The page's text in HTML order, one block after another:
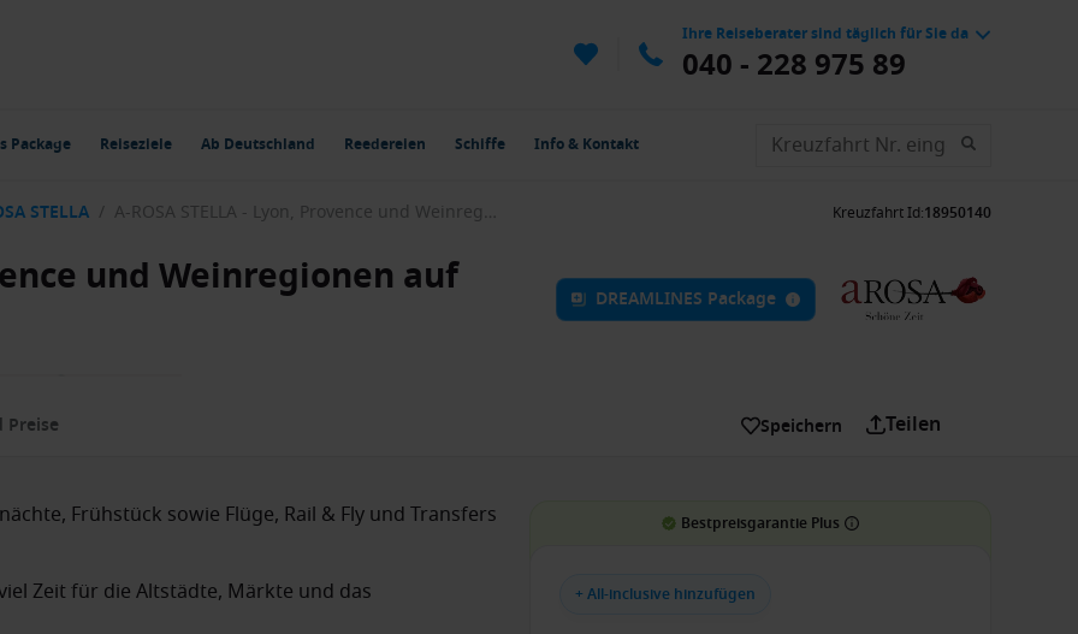
Ihre Reiseberater sind täglich für Sie da
040 - 228 975 89
Package Reiseziele Ab Deutschland Reedereien Schiffe Info & Kontakt
STELLA / A-ROSA STELLA - Lyon, Provence und Weinregionen auf einer Reise Kreuzfahrt Id:18950140
und Weinregionen auf
DREAMLINES Package
Preise Speichern Teilen
Frühstück sowie Flüge, Rail & Fly und Transfers
Zeit für die Altstädte, Märkte und das
Bestpreisgarantie Plus
+ All-inclusive hinzufügen